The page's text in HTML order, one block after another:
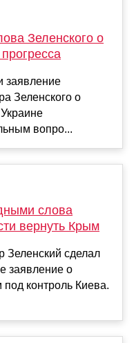
Зеленского о
заявление
Зеленского о
вопро...
слова
вернуть Крым
Зеленский сделал
заявление о
контроль Киева.